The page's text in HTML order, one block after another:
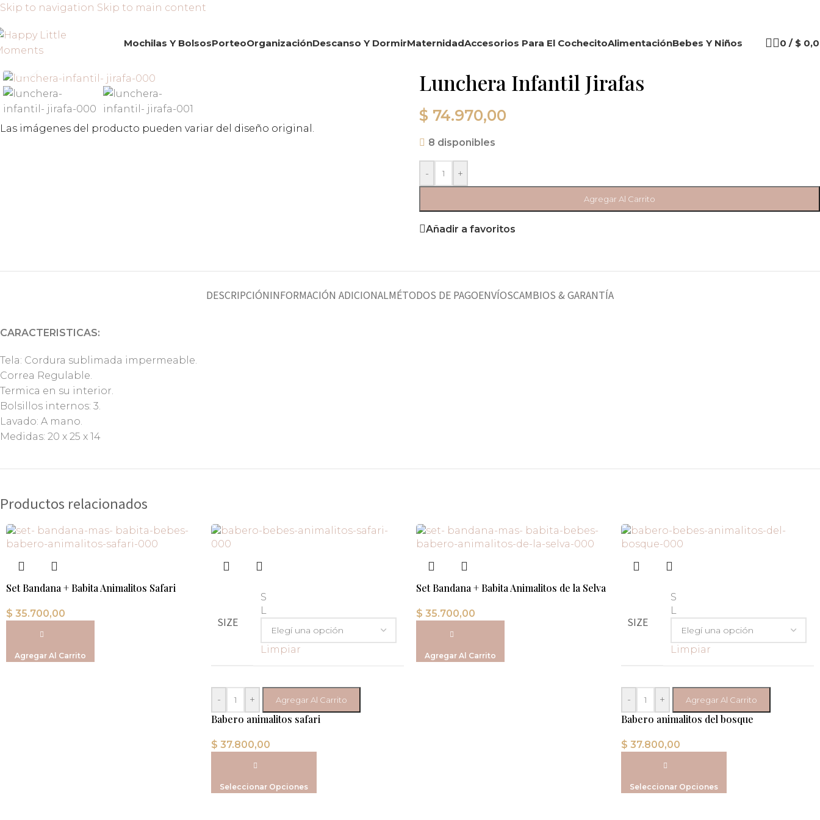
Skip to navigation Skip to main content
Mochilas Y BolsosPorteoOrganizaciónDescanso Y DormirMaternidadAccesorios Para El CochecitoAlimentaciónBebes Y Niños 0 / $
Las imágenes del producto pueden variar del diseño original.
Lunchera Infantil Jirafas
$ 74.970,00
8 disponibles
- +
Agregar Al Carrito
Añadir a favoritos
DESCRIPCIÓNINFORMACIÓN ADICIONALMÉTODOS DE PAGOENVÍOSCAMBIOS & GARANTÍA
CARACTERISTICAS:
Tela: Cordura sublimada impermeable.
Correa Regulable.
Termica en su interior.
Bolsillos internos: 3.
Lavado: A mano.
Medidas: 20 x 25 x 14
Productos relacionados
Set Bandana + Babita Animalitos Safari
$ 35.700,00
Agregar Al Carrito
SIZE
S
L
Limpiar
- + Agregar Al Carrito
Babero animalitos safari
$ 37.800,00
Seleccionar Opciones
Set Bandana + Babita Animalitos de la Selva
$ 35.700,00
Agregar Al Carrito
SIZE
S
L
Limpiar
- + Agregar Al Carrito
Babero animalitos del bosque
$ 37.800,00
Seleccionar Opciones